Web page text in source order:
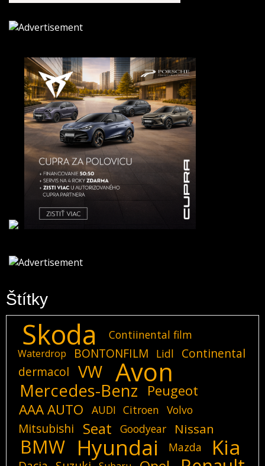
Štítky
Skoda Contiinental film
Waterdrop BONTONFILM Lidl
Continental
dermacol
VW Avon
Mercedes-Benz
Peugeot
AAA AUTO
AUDI Citroen Volvo
Mitsubishi Seat Goodyear Nissan
BMW Hyundai Mazda Kia